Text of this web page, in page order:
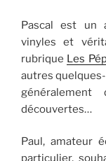
Pascal est un
vinyles et
rubrique Les
autres
découvertes…
Paul, amateur
particulier,